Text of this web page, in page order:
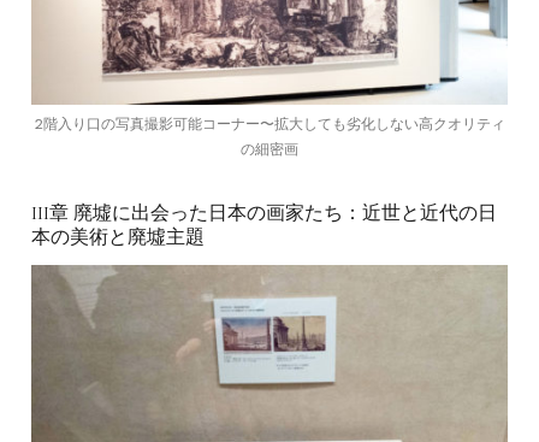
2階入り口の写真撮影可能コーナー〜拡大しても劣化しない高クオリティ
の細密画
III章 廃墟に出会った日本の画家たち：近世と近代の日
本の美術と廃墟主題